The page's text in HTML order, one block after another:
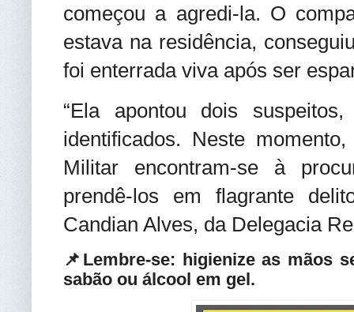
começou a agredi-la. O
estava na residência,
foi enterrada viva após ser
“Ela apontou dois
identificados. Neste
Militar encontram-se à
prendê-los em flagrante
Candian Alves, da Delegacia
📌Lembre-se: higienize as mãos
sabão ou álcool em gel.